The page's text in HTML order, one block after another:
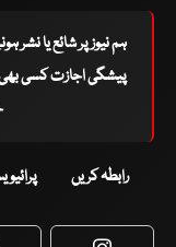
ہم نیوز پر شائع یا نشر
پیشگی اجازت کسی بھی
رابطہ کریں